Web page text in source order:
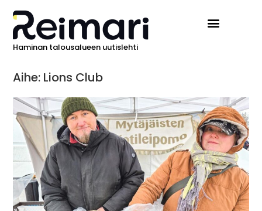
Haminan talousalueen uutislehti
Aihe: Lions Club